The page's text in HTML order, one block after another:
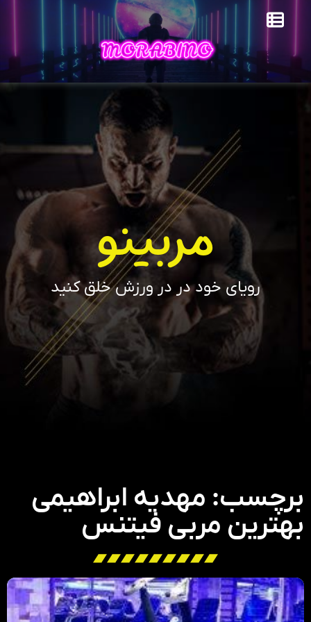
مربینو
رویای خود در در ورزش خلق کنید
برچسب: مهدیه ابراهیمی
بهترین مربی فیتنس